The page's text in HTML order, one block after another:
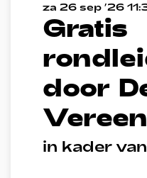
Gratis
door
in kader
za 26 sep ’26